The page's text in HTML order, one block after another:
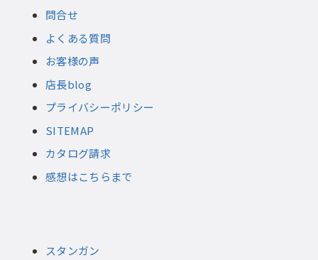
問合せ
よくある質問
お客様の声
店長blog
プライバシーポリシー
SITEMAP
カタログ請求
感想はこちらまで
スタンガン